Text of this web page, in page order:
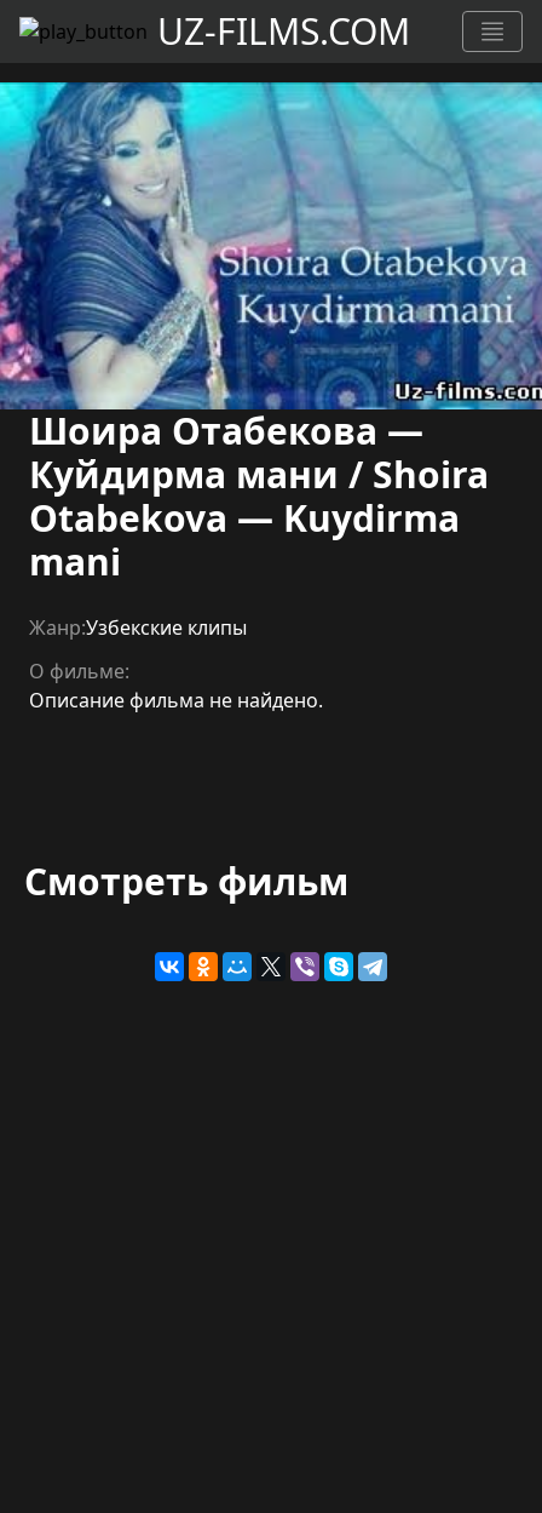
UZ-FILMS.COM
Шоира Отабекова —
Куйдирма мани / Shoira
Otabekova — Kuydirma
mani
Жанр:Узбекские клипы
О фильме:
Описание фильма не найдено.
Смотреть фильм